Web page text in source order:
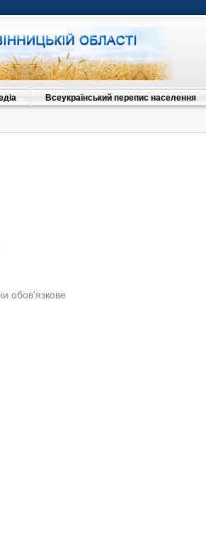
Всеукраїнський перепис населення
обов'язкове